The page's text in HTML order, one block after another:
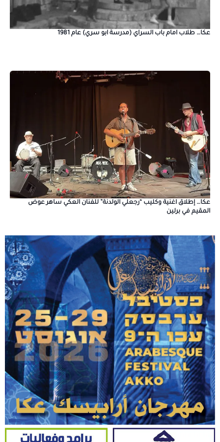
عكا… طلاب امام باب السراي (مدرسة ابو سري) عام 1981
عكا… إطلاق اغنية وكليب “رجعلي الولدنة” للفنان العكي ساهر عوض
المقيم في برلين